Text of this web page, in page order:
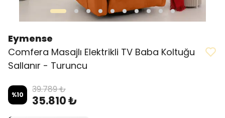
Eymense
Comfera Masajlı Elektrikli TV Baba Koltuğu
Sallanır - Turuncu
%10 39.789 ₺
35.810 ₺